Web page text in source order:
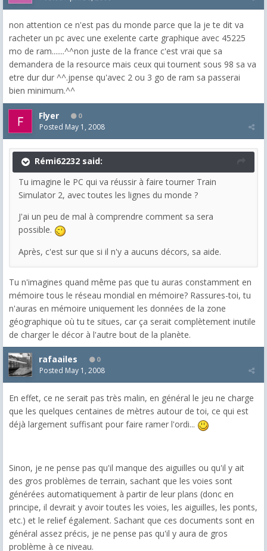
non attention ce n'est pas du monde parce que la je te dit va
racheter un pc avec une exelente carte graphique avec 45225
mo de ram.......^^non juste de la france c'est vrai que sa
demandera de la resource mais ceux qui tournent sous 98 sa va
etre dur dur ^^.jpense qu'avec 2 ou 3 go de ram sa passerai
bien minimum.^^
Flyer 0
Posted May 1, 2008
Rémi62232 said:
Tu imagine le PC qui va réussir à faire tourner Train
Simulator 2, avec toutes les lignes du monde ?
J'ai un peu de mal à comprendre comment sa sera
possible.
Après, c'est sur que si il n'y a aucuns décors, sa aide.
Tu n'imagines quand même pas que tu auras constamment en
mémoire tous le réseau mondial en mémoire? Rassures-toi, tu
n'auras en mémoire uniquement les données de la zone
géographique où tu te situes, car ça serait complètement inutile
de charger le décor à l'autre bout de la planète.
rafaailes 0
Posted May 1, 2008
En effet, ce ne serait pas très malin, en général le jeu ne charge
que les quelques centaines de mètres autour de toi, ce qui est
déjà largement suffisant pour faire ramer l'ordi...
Sinon, je ne pense pas qu'il manque des aiguilles ou qu'il y ait
des gros problèmes de terrain, sachant que les voies sont
générées automatiquement à partir de leur plans (donc en
principe, il devrait y avoir toutes les voies, les aiguilles, les ponts,
etc.) et le relief également. Sachant que ces documents sont en
général assez précis, je ne pense pas qu'il y aura de gros
problème à ce niveau.